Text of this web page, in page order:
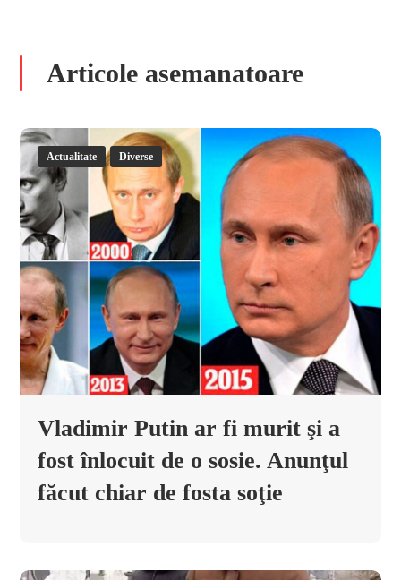
Articole asemanatoare
Actualitate Diverse
Vladimir Putin ar fi murit şi a
fost înlocuit de o sosie. Anunţul
făcut chiar de fosta soţie